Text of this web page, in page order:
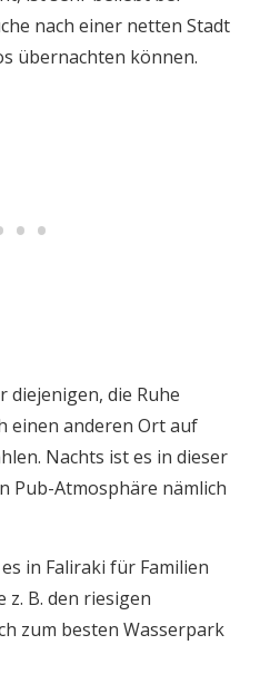
nach einer netten Stadt
übernachten können.
diejenigen, die Ruhe
einen anderen Ort auf
Nachts ist es in dieser
Pub-Atmosphäre nämlich
in Faliraki für Familien
z. B. den riesigen
zum besten Wasserpark